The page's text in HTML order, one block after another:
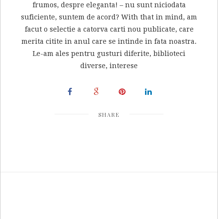
frumos, despre eleganta! – nu sunt niciodata
suficiente, suntem de acord? With that in mind, am
facut o selectie a catorva carti nou publicate, care
merita citite in anul care se intinde in fata noastra.
Le-am ales pentru gusturi diferite, biblioteci
diverse, interese
SHARE